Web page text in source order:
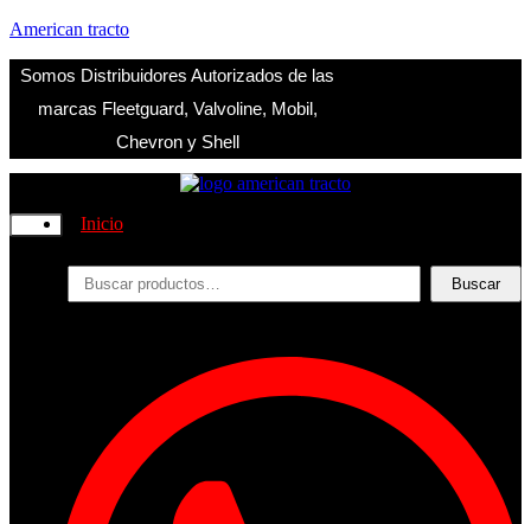
American tracto
Somos Distribuidores Autorizados de las
marcas Fleetguard, Valvoline, Mobil,
Chevron y Shell
Inicio
Productos
Filtros
Contacto
Acceder
Iniciar Sesion
Registro
Restablecer la contraseña
Buscar